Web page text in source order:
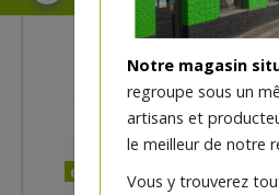
Notre magasin
regroupe sous un
artisans et
le meilleur de notre
Vous y trouverez
dès mercredi 12/08